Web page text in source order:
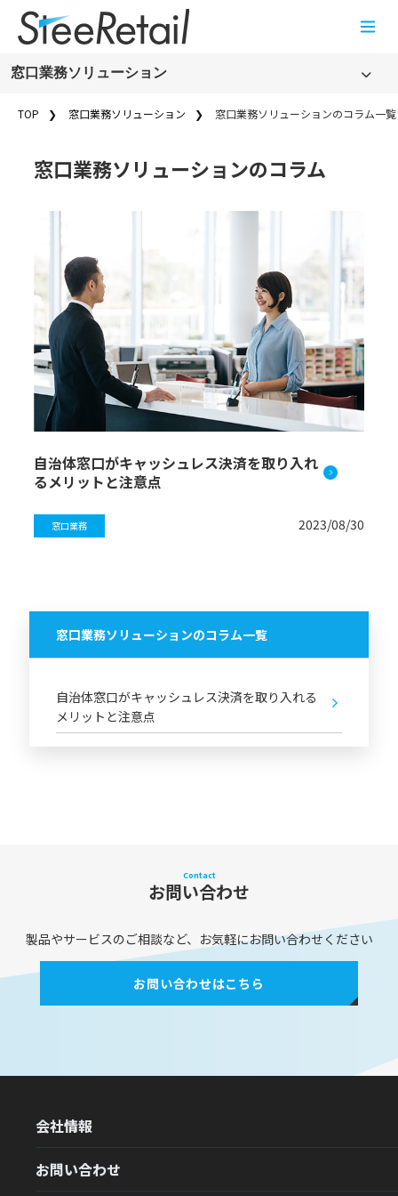
窓口業務ソリューション
窓口業務ソリューション
窓口業務ソリューションのお知らせ一覧
TOP 窓口業務ソリューション 窓口業務ソリューションのコラム一覧
窓口業務ソリューションのコラム
自治体窓口がキャッシュレス決済を取り入れ
るメリットと注意点
窓口業務 2023/08/30
窓口業務ソリューションのコラム一覧
自治体窓口がキャッシュレス決済を取り入れる
メリットと注意点
Contact
お問い合わせ
製品やサービスのご相談など、お気軽にお問い合わせください
お問い合わせはこちら
会社情報
お問い合わせ